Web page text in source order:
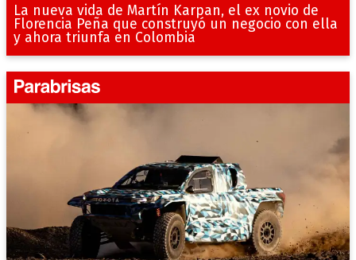
La nueva vida de Martín Karpan, el ex novio de
Florencia Peña que construyó un negocio con ella
y ahora triunfa en Colombia